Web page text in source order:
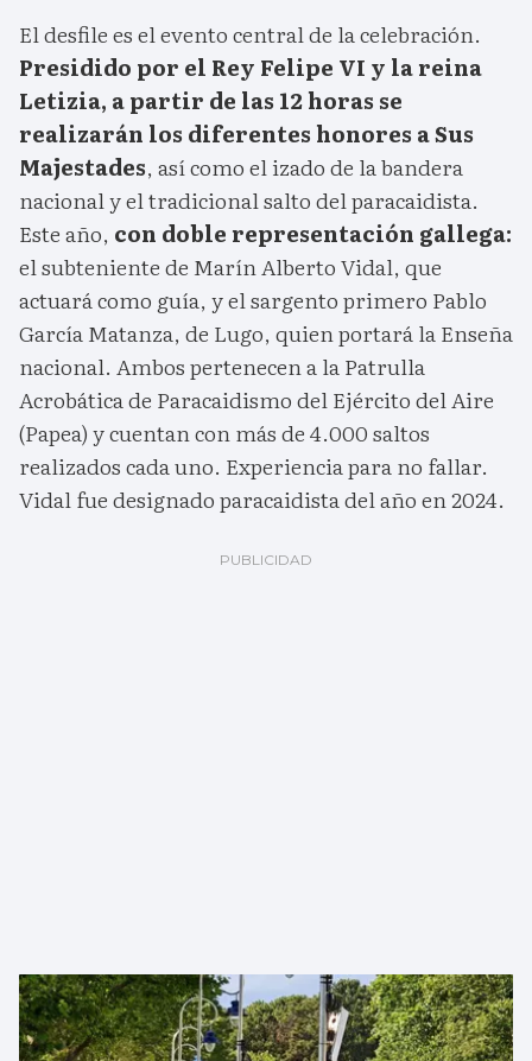
El desfile es el evento central de la celebración.
Presidido por el Rey Felipe VI y la reina
Letizia, a partir de las 12 horas se
realizarán los diferentes honores a Sus
Majestades, así como el izado de la bandera
nacional y el tradicional salto del paracaidista.
Este año, con doble representación gallega:
el subteniente de Marín Alberto Vidal, que
actuará como guía, y el sargento primero Pablo
García Matanza, de Lugo, quien portará la Enseña
nacional. Ambos pertenecen a la Patrulla
Acrobática de Paracaidismo del Ejército del Aire
(Papea) y cuentan con más de 4.000 saltos
realizados cada uno. Experiencia para no fallar.
Vidal fue designado paracaidista del año en 2024.